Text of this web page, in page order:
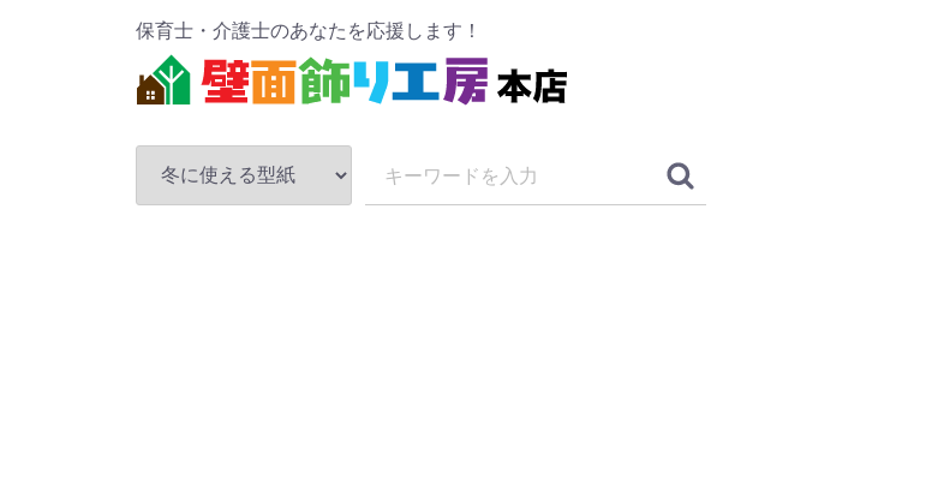
保育士・介護士のあなたを応援します！